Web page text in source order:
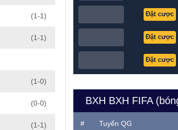
(1-1)
(1-1)
(1-0)
(0-0)
(1-1)
Đặt cược
Đặt cược
Đặt cược
# Tuyển QG